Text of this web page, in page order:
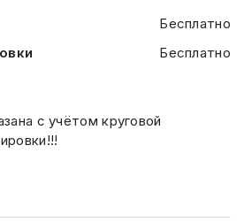
Бесплатно
Бесплатно
с учётом круговой